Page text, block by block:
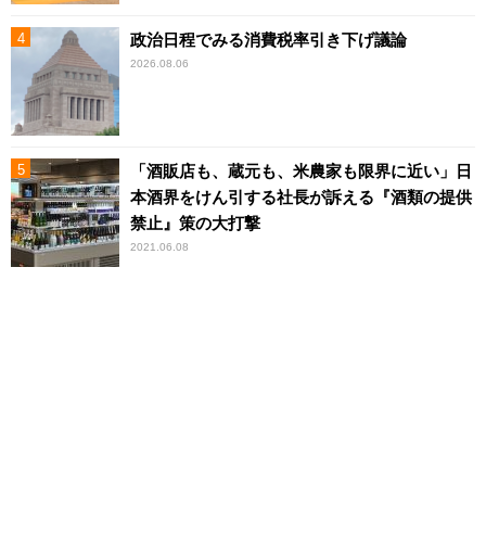
政治日程でみる消費税率引き下げ議論
2026.08.06
「酒販店も、蔵元も、米農家も限界に近い」日
本酒界をけん引する社長が訴える『酒類の提供
禁止』策の大打撃
2021.06.08